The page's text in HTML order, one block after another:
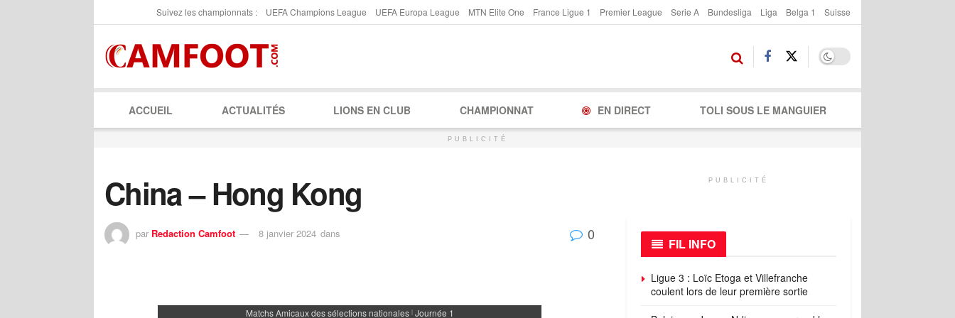
Suivez les championnats : UEFA Champions League UEFA Europa League MTN Elite One France Ligue 1 Premier League Serie A Bundesliga Liga Belga 1 Suisse
ACCUEIL ACTUALITÉS LIONS EN CLUB CHAMPIONNAT EN DIRECT TOLI SOUS LE MANGUIER
PUBLICITÉ
China – Hong Kong
par Redaction Camfoot 8 janvier 2024 dans 0
Matchs Amicaux des sélections nationales | Journée 1
PUBLICITÉ
FIL INFO
Ligue 3 : Loïc Etoga et Villefranche
coulent lors de leur première sortie